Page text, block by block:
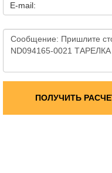
E-mail:
ПОЛУЧИТЬ